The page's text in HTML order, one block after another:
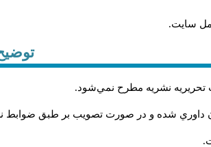
سایت.
تحريريه نشريه مطرح نمي‌شود.
داوري شده و در صورت تصويب بر طبق ضوابط